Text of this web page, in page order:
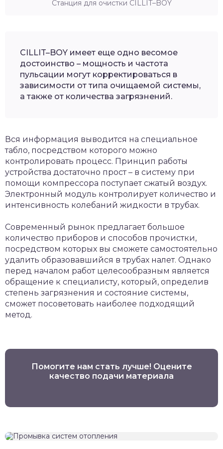
Станция для очистки CILLIT–BOY
CILLIT–BOY имеет еще одно весомое
достоинство – мощность и частота
пульсации могут корректироваться в
зависимости от типа очищаемой системы,
а также от количества загрязнений.
Вся информация выводится на специальное
табло, посредством которого можно
контролировать процесс. Принцип работы
устройства достаточно прост – в систему при
помощи компрессора поступает сжатый воздух.
Электронный модуль контролирует количество и
интенсивность колебаний жидкости в трубах.
Современный рынок предлагает большое
количество приборов и способов прочистки,
посредством которых вы сможете самостоятельно
удалить образовавшийся в трубах налет. Однако
перед началом работ целесообразным является
обращение к специалисту, который, определив
степень загрязнения и состояние системы,
сможет посоветовать наиболее подходящий
метод.
Помогите нам стать лучше! Оцените
качество подачи материала